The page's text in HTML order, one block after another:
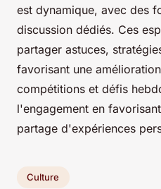
est dynamique, avec des
discussion dédiés. Ces
partager astuces,
favorisant une
compétitions et défis
l'engagement en
partage d'expériences
Culture